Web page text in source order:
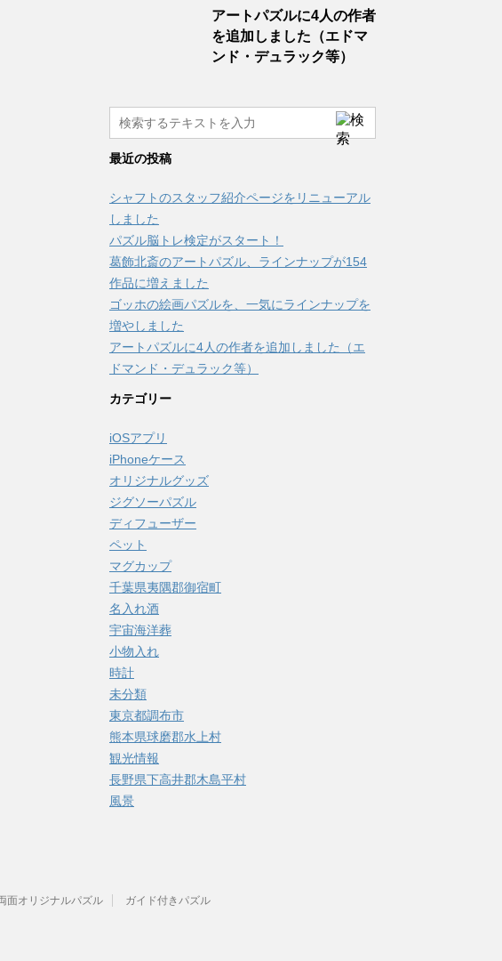
アートパズルに4人の作者
を追加しました（エドマ
ンド・デュラック等）
最近の投稿
シャフトのスタッフ紹介ページをリニューアル
しました
パズル脳トレ検定がスタート！
葛飾北斎のアートパズル、ラインナップが154
作品に増えました
ゴッホの絵画パズルを、一気にラインナップを
増やしました
アートパズルに4人の作者を追加しました（エ
ドマンド・デュラック等）
カテゴリー
iOSアプリ
iPhoneケース
オリジナルグッズ
ジグソーパズル
ディフューザー
ペット
マグカップ
千葉県夷隅郡御宿町
名入れ酒
宇宙海洋葬
小物入れ
時計
未分類
東京都調布市
熊本県球磨郡水上村
観光情報
長野県下高井郡木島平村
風景
面オリジナルパズル ガイド付きパズル